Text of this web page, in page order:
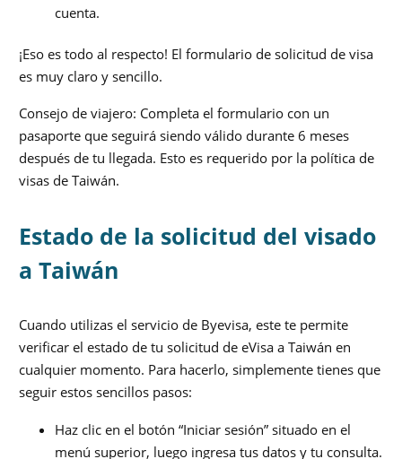
cuenta.
¡Eso es todo al respecto! El formulario de solicitud de visa
es muy claro y sencillo.
Consejo de viajero: Completa el formulario con un
pasaporte que seguirá siendo válido durante 6 meses
después de tu llegada. Esto es requerido por la política de
visas de Taiwán.
Estado de la solicitud del visado
a Taiwán
Cuando utilizas el servicio de Byevisa, este te permite
verificar el estado de tu solicitud de eVisa a Taiwán en
cualquier momento. Para hacerlo, simplemente tienes que
seguir estos sencillos pasos:
Haz clic en el botón “Iniciar sesión” situado en el
menú superior, luego ingresa tus datos y tu consulta.